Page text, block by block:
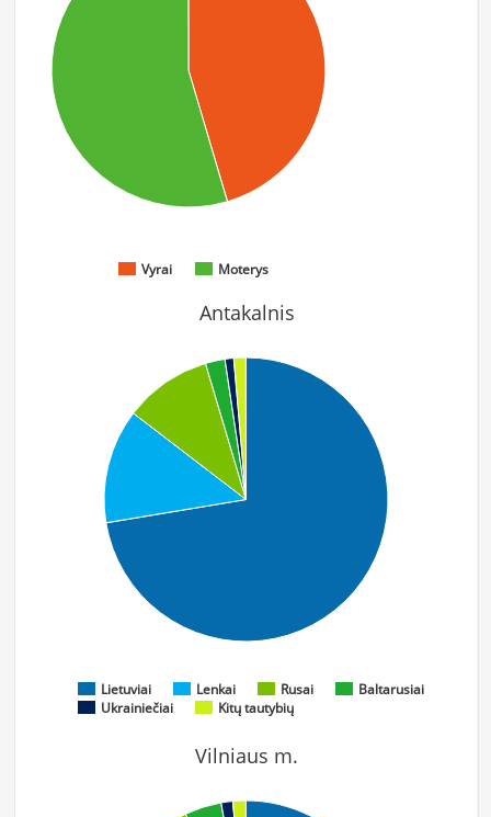
Vyrai Moterys
Antakalnis
Lietuviai Lenkai Rusai
Baltarusiai
Ukrainiečiai
Kitų tautybių
Vilniaus m.